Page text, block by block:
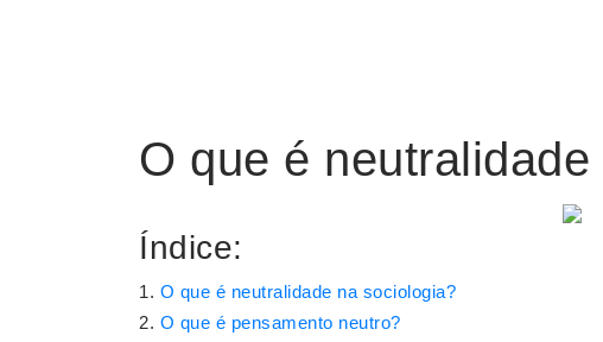
O que é
Índice:
O que é neutralidade na sociologia?
O que é pensamento neutro?